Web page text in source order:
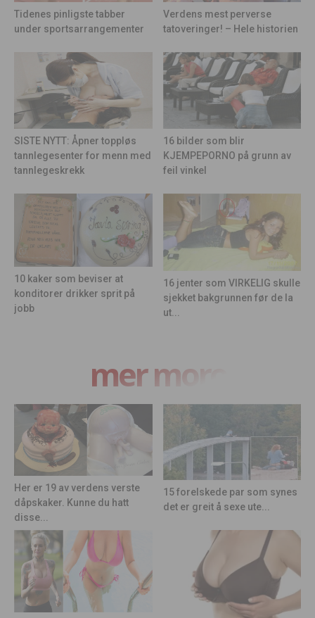
Tidenes pinligste tabber
under sportsarrangementer
Verdens mest perverse
tatoveringer! – Hele historien
SISTE NYTT: Åpner toppløs
tannlegesenter for menn med
tannlegeskrekk
16 bilder som blir
KJEMPEPORNO på grunn av
feil vinkel
10 kaker som beviser at
konditorer drikker sprit på
jobb
16 jenter som VIRKELIG skulle
sjekket bakgrunnen før de la
ut...
mer moro
Her er 19 av verdens verste
dåpskaker. Kunne du hatt
disse...
15 forelskede par som synes
det er greit å sexe ute...